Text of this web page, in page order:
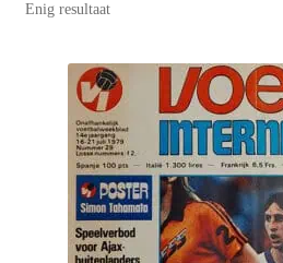
Wie is puntertje
Puntertjes
Contact
Enig resultaat